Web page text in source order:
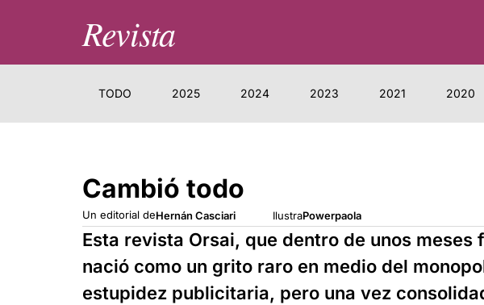
Revista
TODO 2025 2024 2023 2021 2020
Cambió todo
Un editorial deHernán Casciari IlustraPowerpaola
Esta revista Orsai, que dentro de unos meses
nació como un grito raro en medio del
estupidez publicitaria, pero una vez